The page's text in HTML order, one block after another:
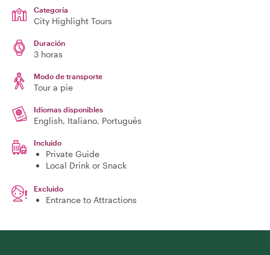
Categoría
City Highlight Tours
Duración
3 horas
Modo de transporte
Tour a pie
Idiomas disponibles
English, Italiano, Português
Incluido
Private Guide
Local Drink or Snack
Excluido
Entrance to Attractions